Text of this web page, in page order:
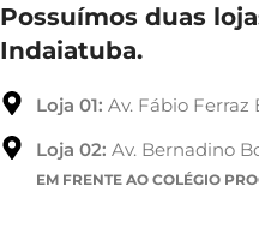
Possuímos duas
Indaiatuba.
Loja 01: Av. Fábio Ferraz
Loja 02: Av. Bernadino
EM FRENTE AO COLÉGIO